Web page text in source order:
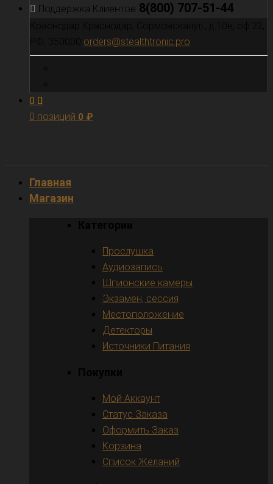
Поддержка Клиентов 8(800) 707-51-44
orders@stealthtronic.pro
0
0 позиций 0 ₽
Главная
Магазин
Прослушка
Аудиозапись
Шпионские камеры
Экзамен, сессия
Местоположение
Детекторы
Источники Питания
Мой Аккаунт
Статус Заказа
Оформить Заказ
Корзина
Список Желаний